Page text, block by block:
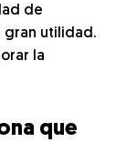
de
gran utilidad.
la
que